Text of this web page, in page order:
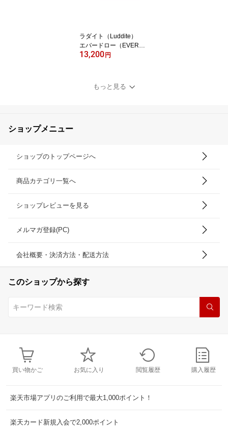
ラダイト（Luddite）
エバードロー（EVERDR
AW） Woodモデル シ
−MP4RWC−05 ローズ
ウッドカーリー
13,200 円
もっと見る
ショップメニュー
ショップのトップページへ
商品カテゴリ一覧へ
ショップレビューを見る
メルマガ登録(PC)
会社概要・決済方法・配送方法
このショップから探す
買い物かご お気に入り 閲覧履歴 購入履歴
楽天市場アプリのご利用で最大1,000ポイント！
楽天カード新規入会で2,000ポイント